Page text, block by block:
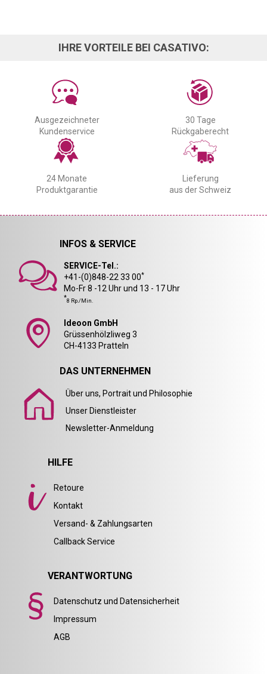
IHRE VORTEILE BEI CASATIVO:
Ausgezeichneter
Kundenservice
30 Tage
Rückgaberecht
24 Monate
Produktgarantie
Lieferung
aus der Schweiz
INFOS & SERVICE
SERVICE-Tel.:
+41-(0)848-22 33 00*
Mo-Fr 8 -12 Uhr und 13 - 17 Uhr
*8 Rp./Min.
Ideoon GmbH
Grüssenhölzliweg 3
CH-4133 Pratteln
DAS UNTERNEHMEN
Über uns, Portrait und Philosophie
Unser Dienstleister
Newsletter-Anmeldung
HILFE
Retoure
Kontakt
Versand- & Zahlungsarten
Callback Service
VERANTWORTUNG
Datenschutz und Datensicherheit
Impressum
AGB